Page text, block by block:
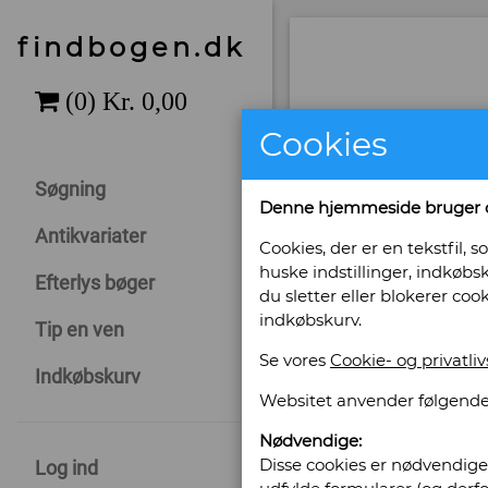
findbogen.dk
Søgning
Antikvariater
Efterlys bøger
Tip en ven
Indkøbskurv
Log ind
Sælges af:
6950 Søndervig
Telefonnr: 24 25 91 03
Cookies
Denne hjemmeside bruger
Cookies, der er en tekstfil,
huske indstillinger,
du sletter eller blokerer
indkøbskurv.
Se vores Cookie- og
Websitet anvender
Nødvendige:
Disse cookies er